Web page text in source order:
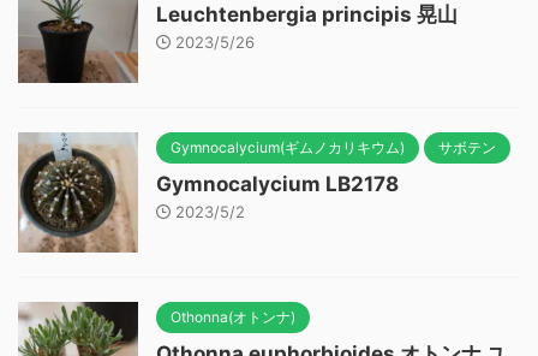
Leuchtenbergia principis 晃山
2023/5/26
Gymnocalycium(ギムノカリキウム) サボテン
Gymnocalycium LB2178
2023/5/2
Othonna(オトンナ)